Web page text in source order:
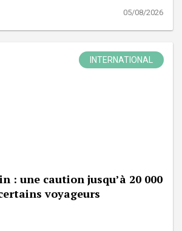
05/08/2026
INTERNATIONAL
: une caution jusqu’à 20 000
voyageurs